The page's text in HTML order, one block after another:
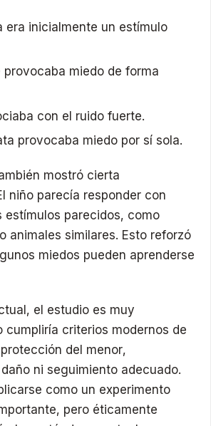
era inicialmente un estímulo
provocaba miedo de forma
con el ruido fuerte.
provocaba miedo por sí sola.
mostró cierta
niño parecía responder con
estímulos parecidos, como
animales similares. Esto reforzó
miedos pueden aprenderse
el estudio es muy
cumpliría criterios modernos de
del menor,
ni seguimiento adecuado.
como un experimento
pero éticamente